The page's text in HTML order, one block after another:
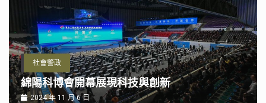
社會警政
綿陽科博會開幕展現科技與創新
2024 年 11 月 6 日